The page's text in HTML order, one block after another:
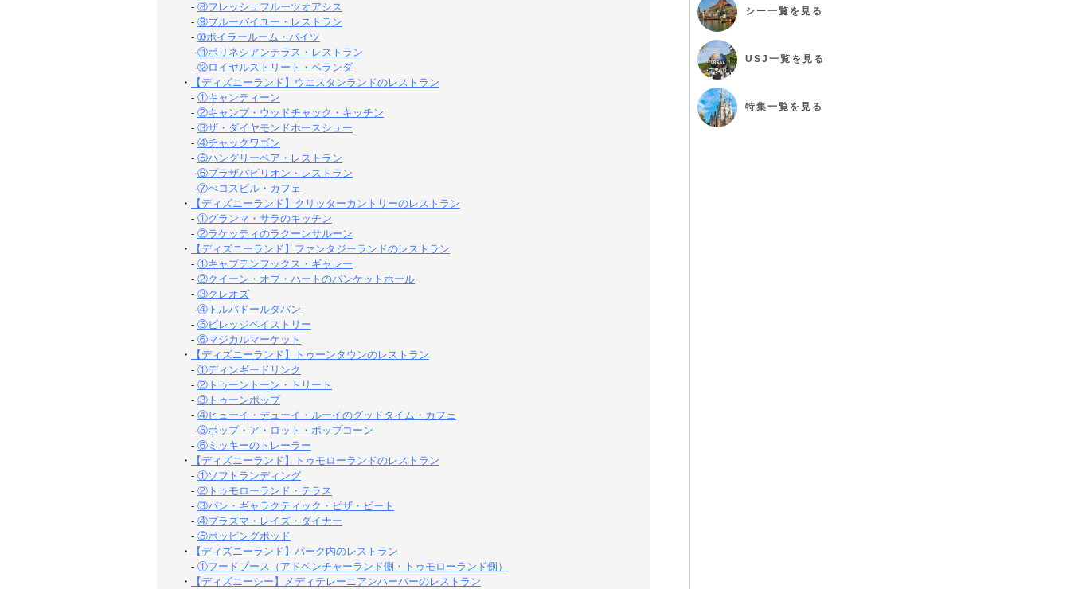
- ⑧フレッシュフルーツオアシス
- ⑨ブルーバイユー・レストラン
- ➉ボイラールーム・バイツ
- ⑪ポリネシアンテラス・レストラン
- ⑫ロイヤルストリート・ベランダ
・
【ディズニーランド】ウエスタンランドのレストラン
- ①キャンティーン
- ②キャンプ・ウッドチャック・キッチン
- ③ザ・ダイヤモンドホースシュー
- ④チャックワゴン
- ⑤ハングリーベア・レストラン
- ⑥プラザパビリオン・レストラン
- ⑦べコスビル・カフェ
・
【ディズニーランド】クリッターカントリーのレストラン
- ①グランマ・サラのキッチン
- ②ラケッティのラクーンサルーン
・
【ディズニーランド】ファンタジーランドのレストラン
- ①キャプテンフックス・ギャレー
- ②クイーン・オブ・ハートのパンケットホール
- ③クレオズ
- ④トルバドールタバン
- ⑤ビレッジペイストリー
- ⑥マジカルマーケット
・
【ディズニーランド】トゥーンタウンのレストラン
- ①ディンギードリンク
- ②トゥーントーン・トリート
- ③トゥーンポップ
- ④ヒューイ・デューイ・ルーイのグッドタイム・カフェ
- ⑤ポップ・ア・ロット・ポップコーン
- ⑥ミッキーのトレーラー
・
【ディズニーランド】トゥモローランドのレストラン
- ①ソフトランディング
- ②トゥモローランド・テラス
- ③パン・ギャラクティック・ピザ・ビート
- ④プラズマ・レイズ・ダイナー
- ⑤ポッピングボッド
・
【ディズニーランド】パーク内のレストラン
- ①フードブース（アドベンチャーランド側・トゥモローランド側）
・
【ディズニーシー】メディテレーニアンハーバーのレストラン
シー一覧を見る
USJ 一覧を見る
特集一覧を見る